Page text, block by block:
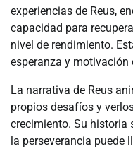
experiencias de Reus,
capacidad para
nivel de rendimiento.
esperanza y
La narrativa de Reus
propios desafíos y
crecimiento. Su historia
la perseverancia puede